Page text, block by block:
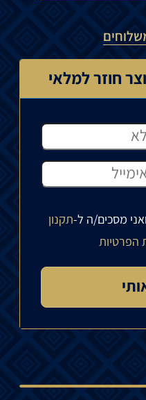
חוזר למלאי
מסכים/ה ל-תקנון
הפרטיות